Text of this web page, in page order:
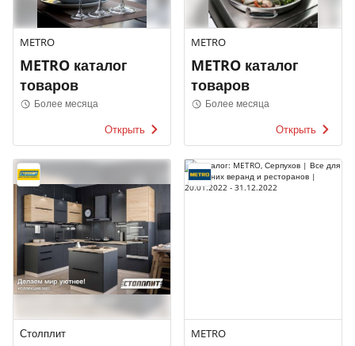
METRO
METRO каталог
товаров
Более месяца
Открыть
METRO
METRO каталог
товаров
Более месяца
Открыть
Столплит METRO